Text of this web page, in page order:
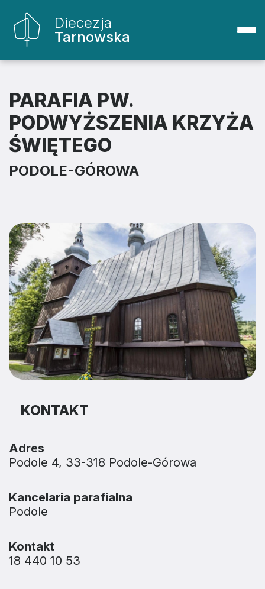
Diecezja
Tarnowska
PARAFIA PW.
PODWYŻSZENIA KRZYŻA
ŚWIĘTEGO
PODOLE-GÓROWA
KONTAKT
Adres
Podole 4, 33-318 Podole-Górowa
Kancelaria parafialna
Podole
Kontakt
18 440 10 53